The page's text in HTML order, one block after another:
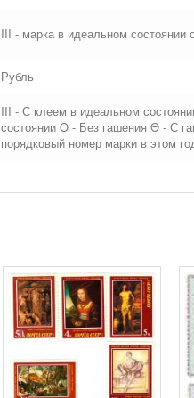
III - марка в идеальном состоянии
Рубль
III - С клеем в идеальном
состоянии O - Без гашения Θ - С
порядковый номер марки в этом